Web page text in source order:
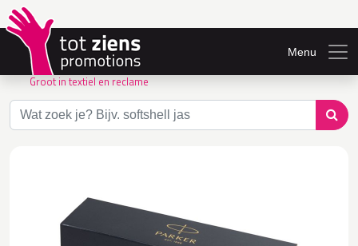
Groot in textiel en reclame
Menu